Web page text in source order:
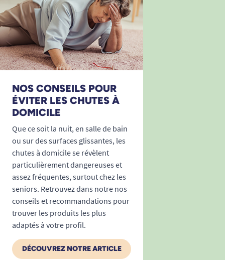
performante lui permet d’épouser parfaitement
toutes les surfaces :
Sol (carrelage, béton, parquet…)
Murs, portes, encadrements
Escaliers (nez de marche, contremarches,
rampes)
Mobilier (tables basses, étagères, armoires,
lits médicalisés…)
Zones vitrées (vitres, parois, portes
automatiques…)
Il suffit que la surface soit propre, sèche et
exempte de poussière ou de graisse pour
profiter d’une adhérence optimale sur le long
terme – en intérieur comme en extérieur, grâce à
sa résistance à l’humidité et aux variations de
température.
Installation simple, adaptée à tous
Pas besoin d’outils spécifiques : déballez,
NOS CONSEILS POUR
ÉVITER LES CHUTES À
DOMICILE
Que ce soit la nuit, en salle de bain
ou sur des surfaces glissantes, les
chutes à domicile se révèlent
particulièrement dangereuses et
assez fréquentes, surtout chez les
seniors. Retrouvez dans notre nos
conseils et recommandations pour
trouver les produits les plus
adaptés à votre profil.
DÉCOUVREZ NOTRE ARTICLE